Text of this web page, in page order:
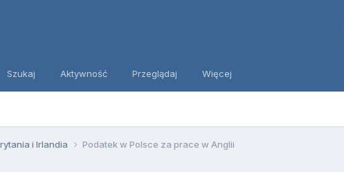
Szukaj Aktywność Przeglądaj Więcej
i Irlandia Podatek w Polsce za prace w Anglii